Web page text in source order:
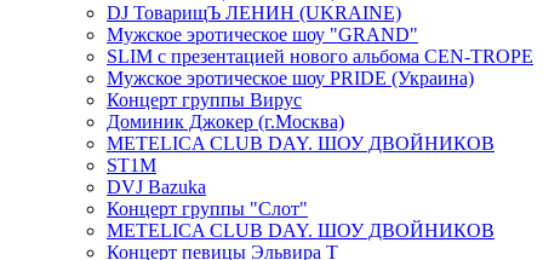
DJ ТоварищЪ ЛЕНИН (UKRAINE)
Мужское эротическое шоу "GRAND"
SLIM с презентацией нового альбома CEN-TROPE
Мужское эротическое шоу PRIDE (Украина)
Концерт группы Вирус
Доминик Джокер (г.Москва)
METELICA CLUB DAY. ШОУ ДВОЙНИКОВ
ST1M
DVJ Bazuka
Концерт группы "Слот"
METELICA CLUB DAY. ШОУ ДВОЙНИКОВ
Концерт певицы Эльвира Т